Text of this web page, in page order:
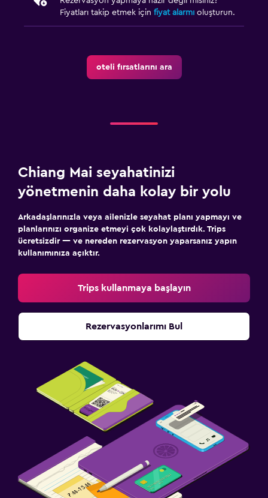
Fiyatları takip etmek için fiyat alarmı oluşturun.
oteli fırsatlarını ara
Chiang Mai seyahatinizi
yönetmenin daha kolay bir yolu
Arkadaşlarınızla veya ailenizle seyahat planı yapmayı ve
planlarınızı organize etmeyi çok kolaylaştırdık. Trips
ücretsizdir — ve nereden rezervasyon yaparsanız yapın
kullanımınıza açıktır.
Trips kullanmaya başlayın
Rezervasyonlarımı Bul